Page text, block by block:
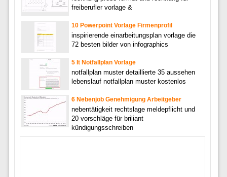
freiberufler vorlage &
10 Powerpoint Vorlage Firmenprofil
inspirierende einarbeitungsplan vorlage die
72 besten bilder von infographics
5 It Notfallplan Vorlage
notfallplan muster detaillierte 35 aussehen
lebenslauf notfallplan muster kostenlos
6 Nebenjob Genehmigung Arbeitgeber
nebentätigkeit rechtslage meldepflicht und
20 vorschläge für briliant
kündigungsschreiben